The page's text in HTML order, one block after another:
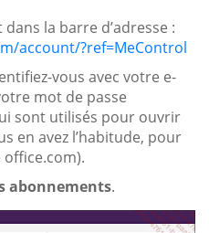
la barre d’adresse :
account/?ref=MeControl
vous avec votre e-
mot de passe
sont utilisés pour ouvrir
en avez l’habitude, pour
abonnements.